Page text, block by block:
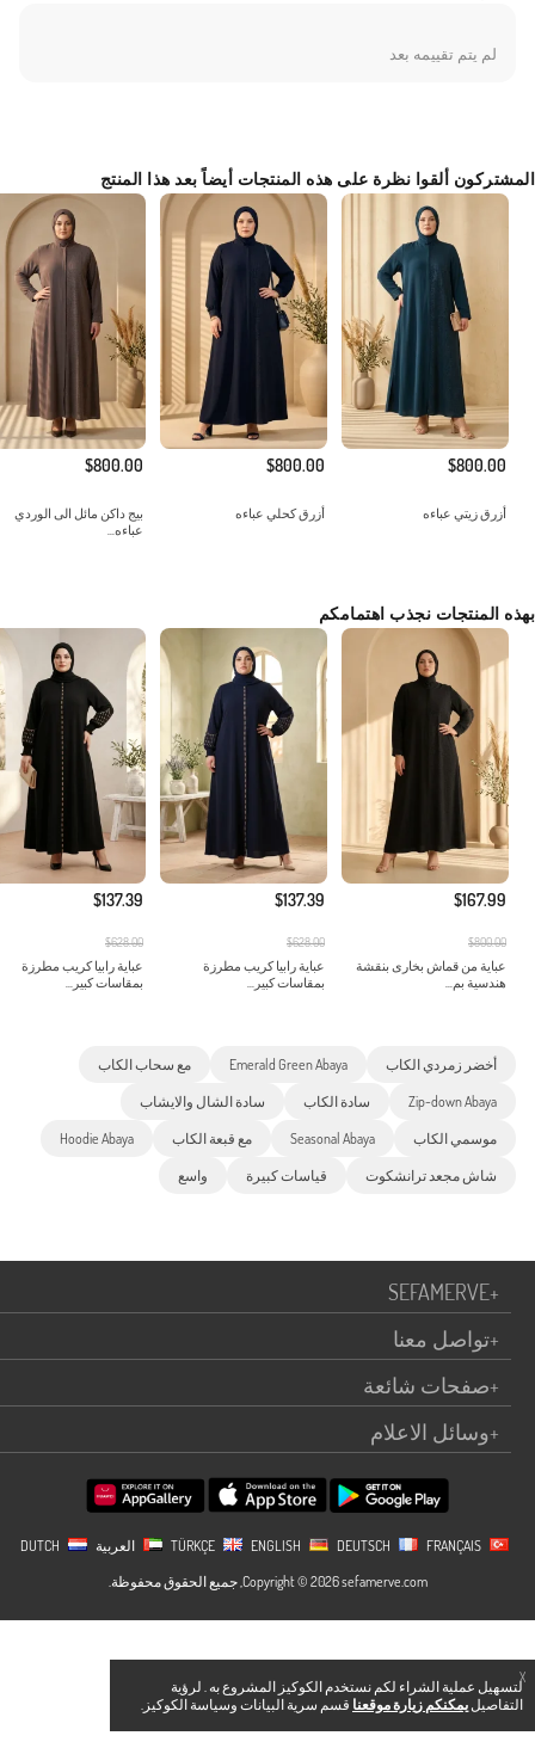
Xلتسهيل عملية الشراء لكم نستخدم الكوكيز المشروع به . لرؤية
التفاصيليمكنكم زيارة موقعنا قسم سرية البيانات وسياسة الكوكيز.
لم يتم تقييمه بعد
المشتركون ألقوا نظرة على هذه المنتجات أيضاً بعد هذا المنتج
$800.00
أزرق زيتي عباءه
$800.00
أزرق كحلي عباءه
$800.00
بيج داكن مائل الى الوردي
عباءه...
بهذه المنتجات نجذب اهتمامكم
$167.99
$800.00
عباية من قماش بخارى بنقشة
هندسية بم...
$137.39
$628.00
عباية رابيا كريب مطرزة
بمقاسات كبير...
$137.39
$628.00
عباية رابيا كريب مطرزة
بمقاسات كبير...
أخضر زمردي الكاب Emerald Green Abaya مع سحاب الكاب
Zip-down Abaya سادة الكاب سادة الشال والايشاب
موسمي الكاب Seasonal Abaya مع قبعة الكاب Hoodie Abaya
شاش مجعد ترانشكوت قياسات كبيرة واسع
SEFAMERVE+
تواصل معنا+
صفحات شائعة+
وسائل الاعلام+
ENGLISH DEUTSCH FRANÇAIS العربية
Copyright © 2026 sefamerve.com, جميع الحقوق محفوظة.